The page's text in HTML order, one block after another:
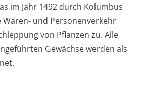
im Jahr 1492 durch Kolumbus
und Personenverkehr
von Pflanzen zu. Alle
Gewächse werden als